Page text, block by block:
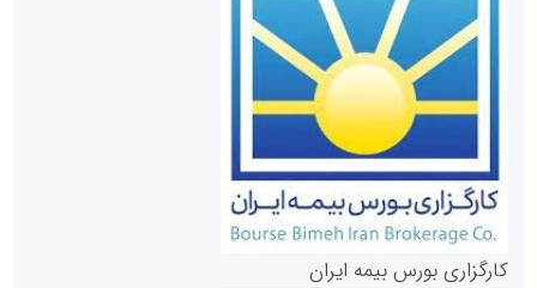
روابط عمومی خبرگزاری گزارش خبر
کارگزاری بورس بیمه ایران